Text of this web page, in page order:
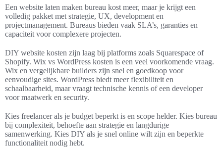
Een website laten maken bureau kost meer, maar je krijgt een
volledig pakket met strategie, UX, development en
projectmanagement. Bureaus bieden vaak SLA’s, garanties en
capaciteit voor complexere projecten.
DIY website kosten zijn laag bij platforms zoals Squarespace of
Shopify. Wix vs WordPress kosten is een veel voorkomende vraag.
Wix en vergelijkbare builders zijn snel en goedkoop voor
eenvoudige sites. WordPress biedt meer flexibiliteit en
schaalbaarheid, maar vraagt technische kennis of een developer
voor maatwerk en security.
Kies freelancer als je budget beperkt is en scope helder. Kies bureau
bij complexiteit, behoefte aan strategie en langdurige
samenwerking. Kies DIY als je snel online wilt zijn en beperkte
functionaliteit nodig hebt.